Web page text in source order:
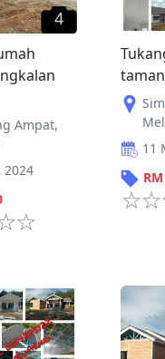
4
Ampat,
2024
11
RM